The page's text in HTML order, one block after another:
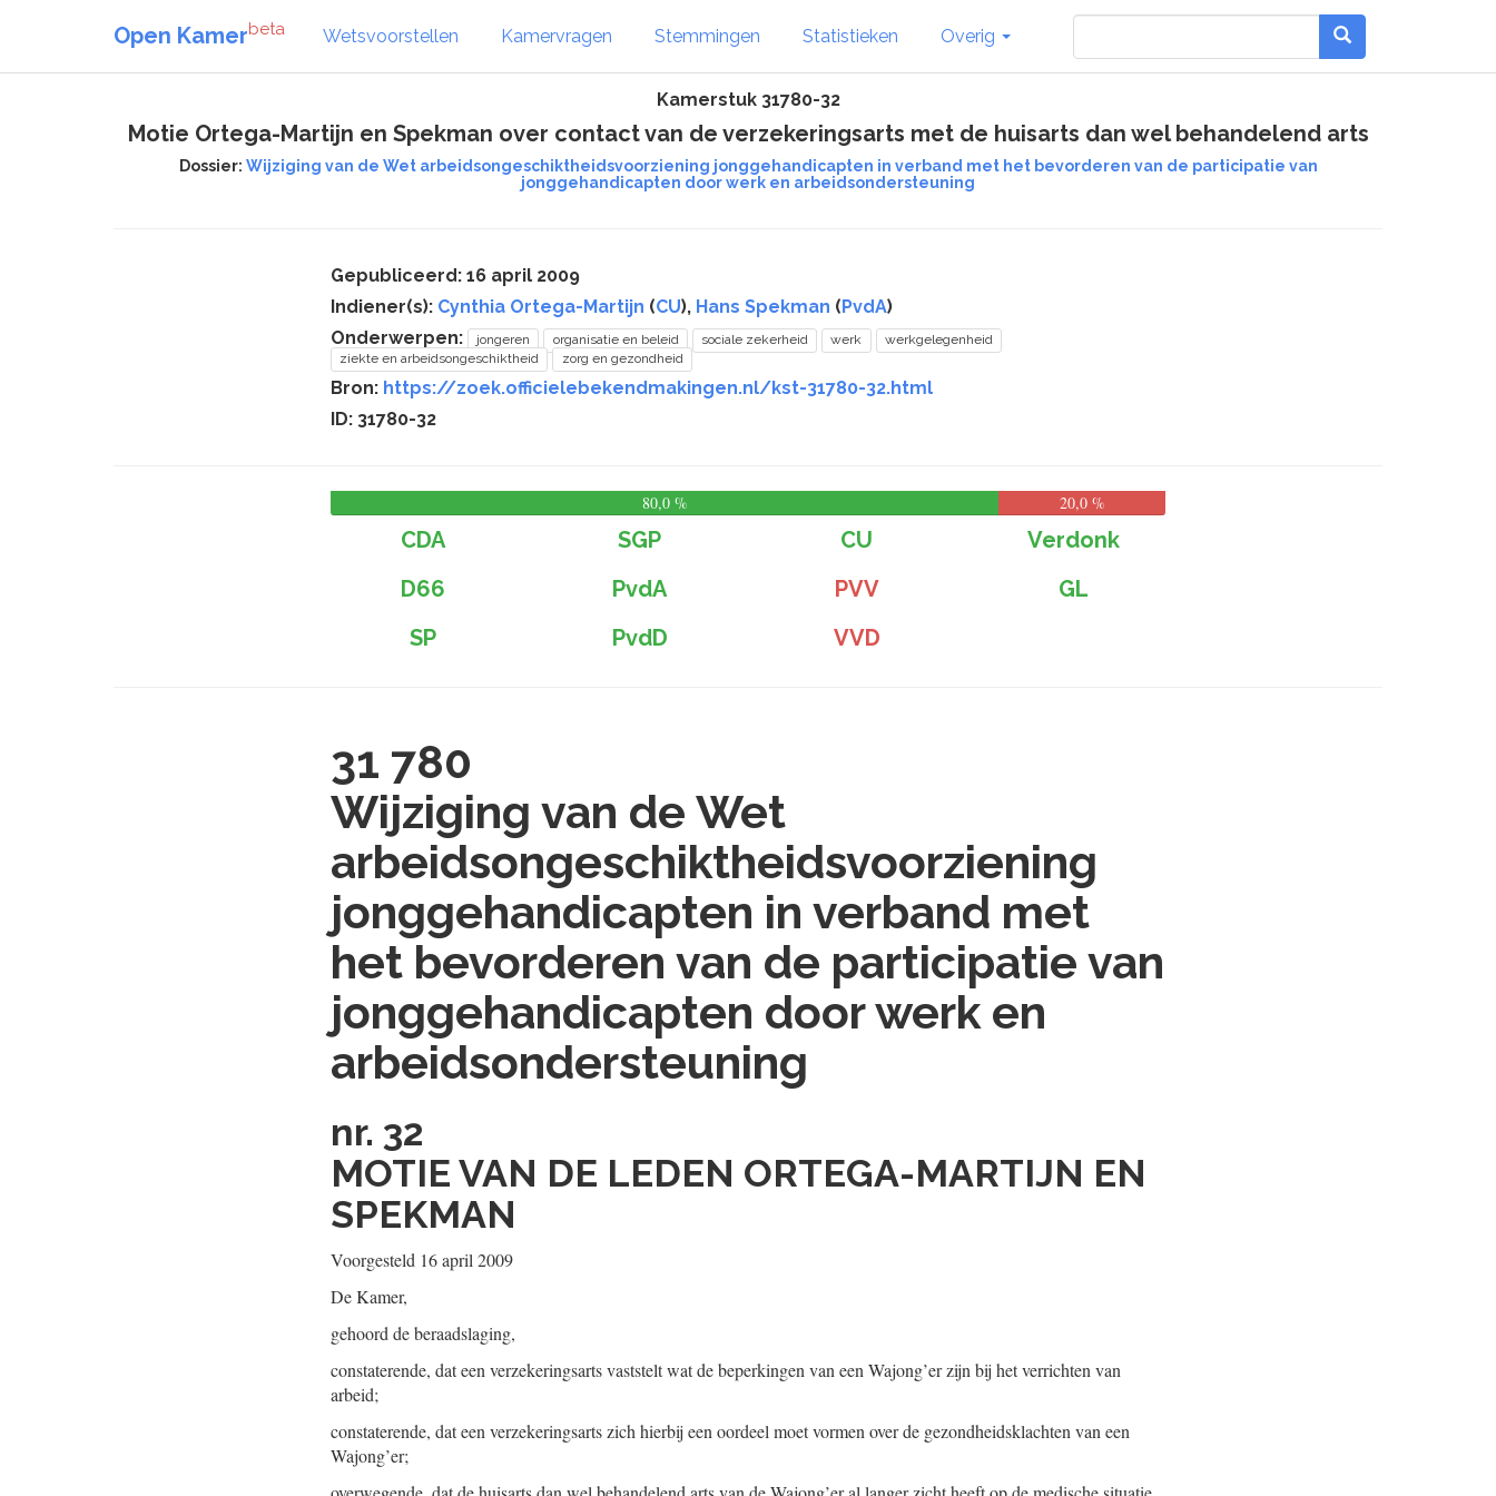
Open Kamerbeta Wetsvoorstellen Kamervragen Stemmingen Statistieken Overig
Kamerstuk 31780-32
Motie Ortega-Martijn en Spekman over contact van de verzekeringsarts met de huisarts dan wel behandelend arts
Dossier: Wijziging van de Wet arbeidsongeschiktheidsvoorziening jonggehandicapten in verband met het bevorderen van de participatie van
jonggehandicapten door werk en arbeidsondersteuning
Gepubliceerd: 16 april 2009
Indiener(s): Cynthia Ortega-Martijn (CU), Hans Spekman (PvdA)
Onderwerpen:
jongeren organisatie en beleid sociale zekerheid werk
werkgelegenheid
ziekte en arbeidsongeschiktheid
zorg en gezondheid
Bron: https://zoek.officielebekendmakingen.nl/kst-31780-32.html
ID: 31780-32
80,0 % 20,0 %
CDA SGP CU
Verdonk
D66
PvdA PVV
GL
SP
PvdD VVD
31 780
Wijziging van de Wet
arbeidsongeschiktheidsvoorziening
jonggehandicapten in verband met
het bevorderen van de participatie van
jonggehandicapten door werk en
arbeidsondersteuning
nr. 32
MOTIE VAN DE LEDEN ORTEGA-MARTIJN EN
SPEKMAN
Voorgesteld 16 april 2009
De Kamer,
gehoord de beraadslaging,
constaterende, dat een verzekeringsarts vaststelt wat de beperkingen van een Wajong’er zijn bij het verrichten van
arbeid;
constaterende, dat een verzekeringsarts zich hierbij een oordeel moet vormen over de gezondheidsklachten van een
Wajong’er;